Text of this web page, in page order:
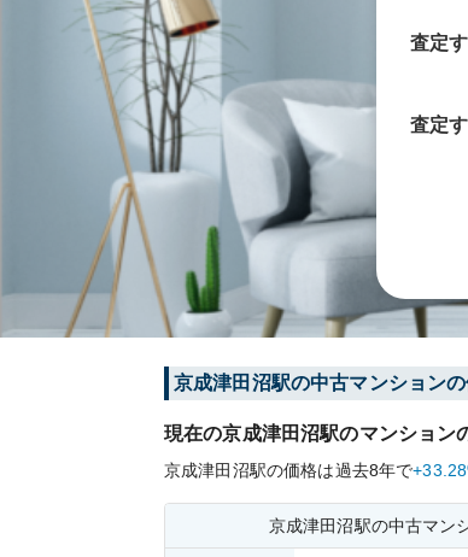
査定
査定
京成津田沼駅の中古マンション
現在の京成津田沼駅のマンション
京成津田沼駅の価格は過去8年で
京成津田沼駅の中古マン